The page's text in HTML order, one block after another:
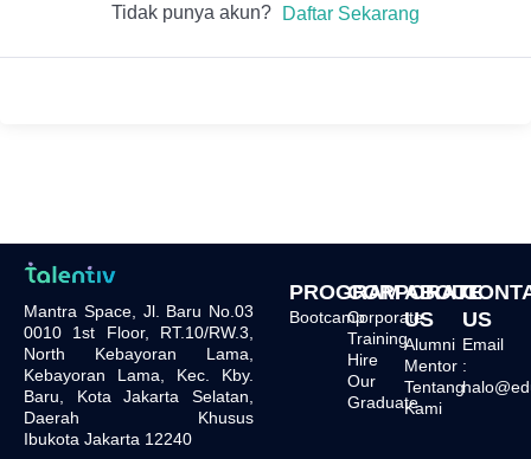
Tidak punya akun? Daftar Sekarang
Mantra Space, Jl. Baru No.03
0010 1st Floor, RT.10/RW.3,
North Kebayoran Lama,
Kebayoran Lama, Kec. Kby.
Baru, Kota Jakarta Selatan,
Daerah Khusus
Ibukota Jakarta 12240
PROGRAM
Bootcamp
CORPORATE
Corporate
Training
Hire
Our
Graduate
ABOUT
US
Alumni
Mentor
Tentang
Kami
US
Email
: